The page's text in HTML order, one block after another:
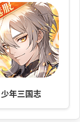
少年三国志